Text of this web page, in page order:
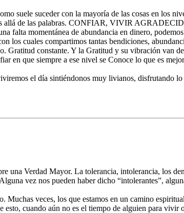
suele suceder con la mayoría de las cosas en los
allá de las palabras. CONFIAR, VIVIR
falta momentánea de abundancia en dinero,
los cuales compartimos tantas bendiciones,
constante. Y la Gratitud y su vibración van
que siempre a ese nivel se Conoce lo que es
el día sintiéndonos muy livianos, disfrutando
una Verdad Mayor. La tolerancia, intolerancia, los
vez nos pueden haber dicho “intolerantes”,
veces, los que estamos en un camino
esto, cuando aún no es el tiempo de alguien para